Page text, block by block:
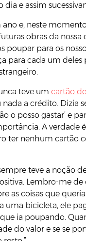
e assim
e, neste
obras da nossa
poupar para os
para cada um deles
teve um cartão
a crédito. Dizia
o posso gastar’ e
A verdade
ter nenhum cartão
teve a noção
Lembro-me
as coisas que
uma bicicleta, ele
ia poupando.
do valor e se se